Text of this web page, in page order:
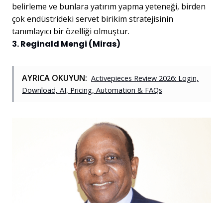
belirleme ve bunlara yatırım yapma yeteneği, birden
çok endüstrideki servet birikim stratejisinin
tanımlayıcı bir özelliği olmuştur.
3. Reginald Mengi (Miras)
AYRICA OKUYUN: Activepieces Review 2026: Login,
Download, AI, Pricing, Automation & FAQs